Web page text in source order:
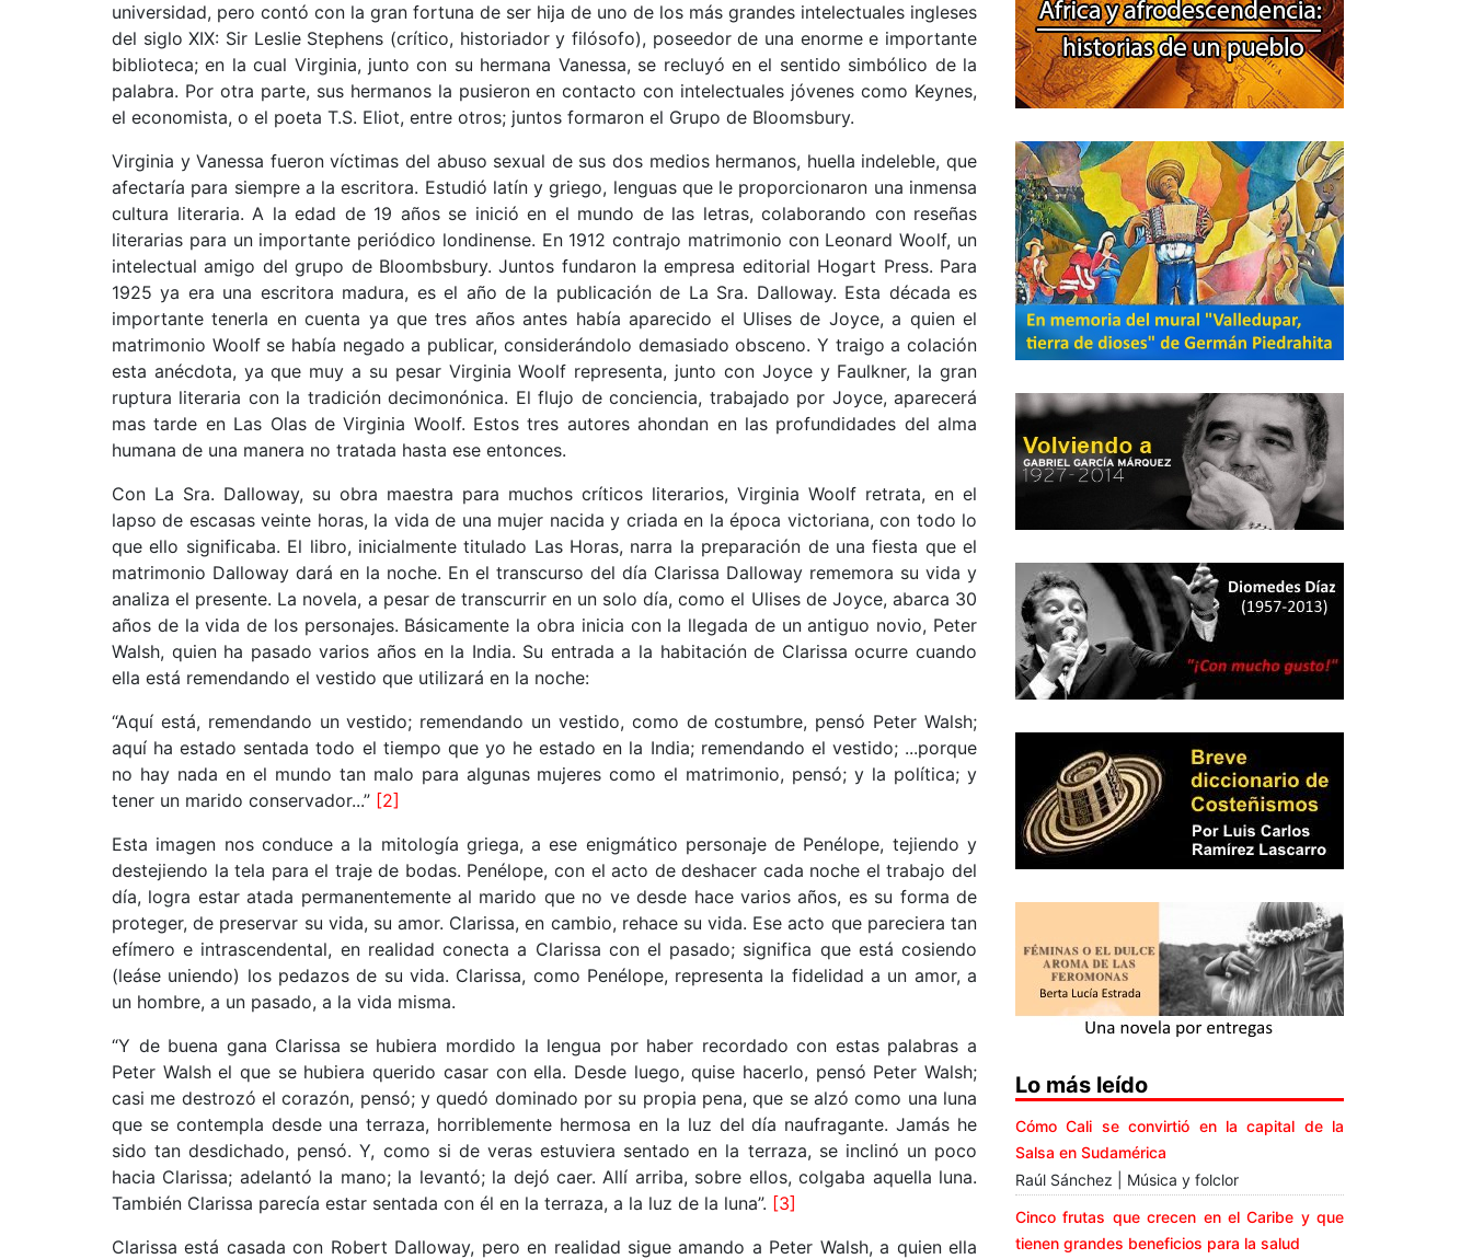
universidad, pero contó con la gran fortuna de ser hija de uno de los más grandes intelectuales ingleses
del siglo XIX: Sir Leslie Stephens (crítico, historiador y filósofo), poseedor de una enorme e importante
biblioteca; en la cual Virginia, junto con su hermana Vanessa, se recluyó en el sentido simbólico de la
palabra. Por otra parte, sus hermanos la pusieron en contacto con intelectuales jóvenes como Keynes,
el economista, o el poeta T.S. Eliot, entre otros; juntos formaron el Grupo de Bloomsbury.
Virginia y Vanessa fueron víctimas del abuso sexual de sus dos medios hermanos, huella indeleble, que
afectaría para siempre a la escritora. Estudió latín y griego, lenguas que le proporcionaron una inmensa
cultura literaria. A la edad de 19 años se inició en el mundo de las letras, colaborando con reseñas
literarias para un importante periódico londinense. En 1912 contrajo matrimonio con Leonard Woolf, un
intelectual amigo del grupo de Bloombsbury. Juntos fundaron la empresa editorial Hogart Press. Para
1925 ya era una escritora madura, es el año de la publicación de La Sra. Dalloway. Esta década es
importante tenerla en cuenta ya que tres años antes había aparecido el Ulises de Joyce, a quien el
matrimonio Woolf se había negado a publicar, considerándolo demasiado obsceno. Y traigo a colación
esta anécdota, ya que muy a su pesar Virginia Woolf representa, junto con Joyce y Faulkner, la gran
ruptura literaria con la tradición decimonónica. El flujo de conciencia, trabajado por Joyce, aparecerá
mas tarde en Las Olas de Virginia Woolf. Estos tres autores ahondan en las profundidades del alma
humana de una manera no tratada hasta ese entonces.
Con La Sra. Dalloway, su obra maestra para muchos críticos literarios, Virginia Woolf retrata, en el
lapso de escasas veinte horas, la vida de una mujer nacida y criada en la época victoriana, con todo lo
que ello significaba. El libro, inicialmente titulado Las Horas, narra la preparación de una fiesta que el
matrimonio Dalloway dará en la noche. En el transcurso del día Clarissa Dalloway rememora su vida y
analiza el presente. La novela, a pesar de transcurrir en un solo día, como el Ulises de Joyce, abarca 30
años de la vida de los personajes. Básicamente la obra inicia con la llegada de un antiguo novio, Peter
Walsh, quien ha pasado varios años en la India. Su entrada a la habitación de Clarissa ocurre cuando
ella está remendando el vestido que utilizará en la noche:
“Aquí está, remendando un vestido; remendando un vestido, como de costumbre, pensó Peter Walsh;
aquí ha estado sentada todo el tiempo que yo he estado en la India; remendando el vestido; ...porque
no hay nada en el mundo tan malo para algunas mujeres como el matrimonio, pensó; y la política; y
tener un marido conservador...” [2]
Esta imagen nos conduce a la mitología griega, a ese enigmático personaje de Penélope, tejiendo y
destejiendo la tela para el traje de bodas. Penélope, con el acto de deshacer cada noche el trabajo del
día, logra estar atada permanentemente al marido que no ve desde hace varios años, es su forma de
proteger, de preservar su vida, su amor. Clarissa, en cambio, rehace su vida. Ese acto que pareciera tan
efímero e intrascendental, en realidad conecta a Clarissa con el pasado; significa que está cosiendo
(leáse uniendo) los pedazos de su vida. Clarissa, como Penélope, representa la fidelidad a un amor, a
un hombre, a un pasado, a la vida misma.
“Y de buena gana Clarissa se hubiera mordido la lengua por haber recordado con estas palabras a
Peter Walsh el que se hubiera querido casar con ella. Desde luego, quise hacerlo, pensó Peter Walsh;
casi me destrozó el corazón, pensó; y quedó dominado por su propia pena, que se alzó como una luna
que se contempla desde una terraza, horriblemente hermosa en la luz del día naufragante. Jamás he
sido tan desdichado, pensó. Y, como si de veras estuviera sentado en la terraza, se inclinó un poco
hacia Clarissa; adelantó la mano; la levantó; la dejó caer. Allí arriba, sobre ellos, colgaba aquella luna.
También Clarissa parecía estar sentada con él en la terraza, a la luz de la luna”. [3]
Clarissa está casada con Robert Dalloway, pero en realidad sigue amando a Peter Walsh, a quien ella
Lo más leído
Cómo Cali se convirtió en la capital de la
Salsa en Sudamérica
Raúl Sánchez | Música y folclor
Cinco frutas que crecen en el Caribe y que
tienen grandes beneficios para la salud